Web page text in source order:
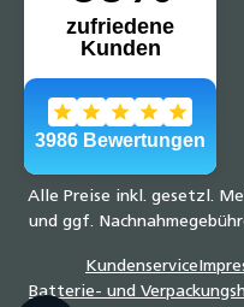
Alle Preise inkl. gesetzl.
und ggf.
Kundenservice
Batterie- und